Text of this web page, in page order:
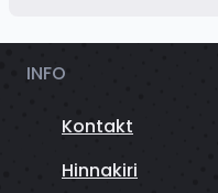
INFO
Kontakt
Hinnakiri